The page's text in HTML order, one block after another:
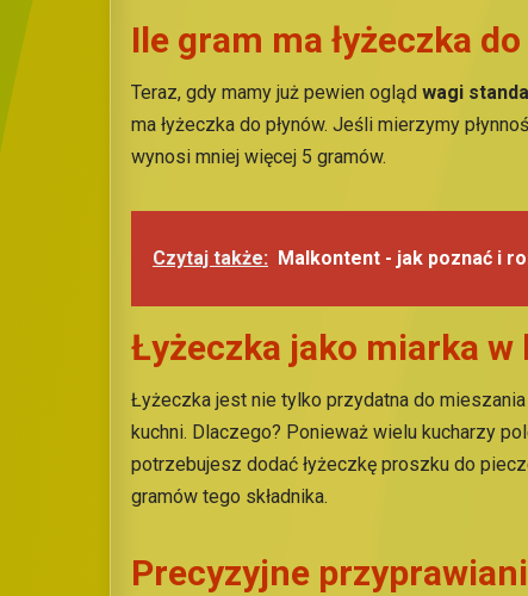
Ile gram ma łyżeczka do
Teraz, gdy mamy już pewien ogląd wagi
ma łyżeczka do płynów. Jeśli mierzymy
wynosi mniej więcej 5 gramów.
Czytaj także: Malkontent - jak poznać i
Łyżeczka jako miarka w
Łyżeczka jest nie tylko przydatna do
kuchni. Dlaczego? Ponieważ wielu kucharzy
potrzebujesz dodać łyżeczkę proszku do
gramów tego składnika.
Precyzyjne